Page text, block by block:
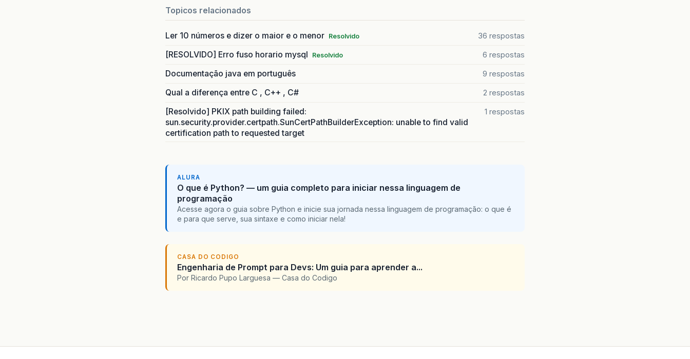
Topicos relacionados
Ler 10 números e dizer o maior e o menor Resolvido 36 respostas
[RESOLVIDO] Erro fuso horario mysql Resolvido 6 respostas
Documentação java em português 9 respostas
Qual a diferença entre C , C++ , C# 2 respostas
[Resolvido] PKIX path building failed:
sun.security.provider.certpath.SunCertPathBuilderException: unable to find valid
certification path to requested target
1 respostas
ALURA
O que é Python? — um guia completo para iniciar nessa linguagem de
programação
Acesse agora o guia sobre Python e inicie sua jornada nessa linguagem de programação: o que é
e para que serve, sua sintaxe e como iniciar nela!
CASA DO CODIGO
Engenharia de Prompt para Devs: Um guia para aprender a...
Por Ricardo Pupo Larguesa — Casa do Codigo